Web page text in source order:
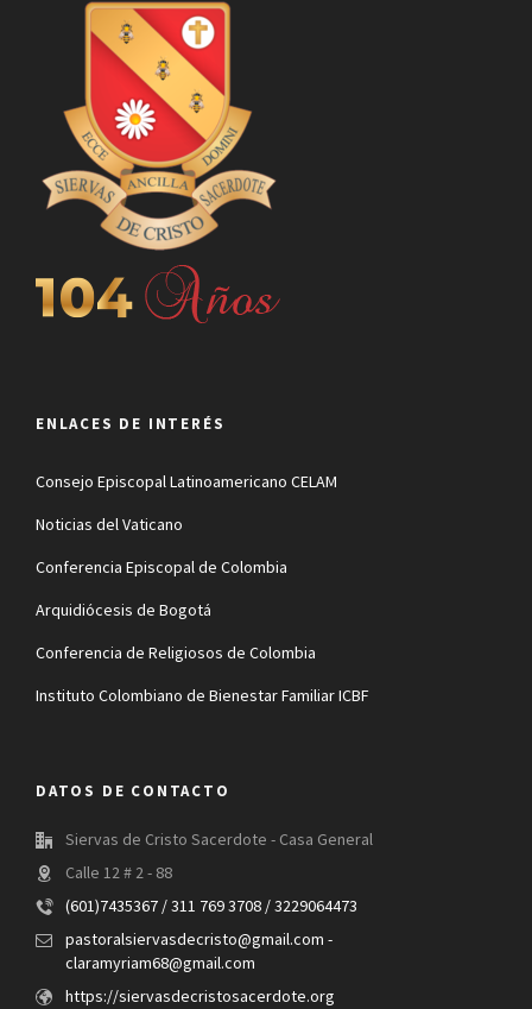
ENLACES DE INTERÉS
Consejo Episcopal Latinoamericano CELAM
Noticias del Vaticano
Conferencia Episcopal de Colombia
Arquidiócesis de Bogotá
Conferencia de Religiosos de Colombia
Instituto Colombiano de Bienestar Familiar ICBF
DATOS DE CONTACTO
Siervas de Cristo Sacerdote - Casa General
Calle 12 # 2 - 88
(601)7435367 / 311 769 3708 / 3229064473
pastoralsiervasdecristo@gmail.com -
claramyriam68@gmail.com
https://siervasdecristosacerdote.org